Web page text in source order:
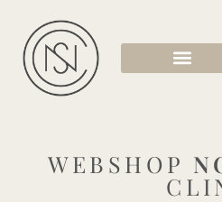
WEBSHOP